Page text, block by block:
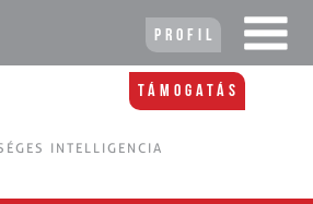
Profil
Támogatás
INTELLIGENCIA